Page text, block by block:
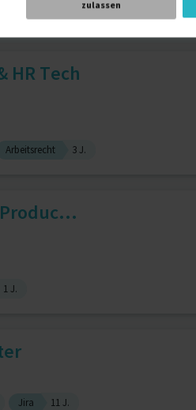
zulassen
HR Tech
Arbeitsrecht 3 J.
1 J.
Jira
11 J.